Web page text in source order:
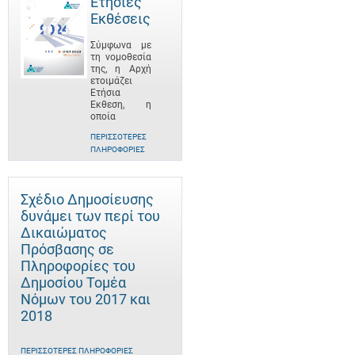
Εκθέσεις
Σύμφωνα με
τη νομοθεσία
της, η Αρχή
ετοιμάζει
Ετήσια
Έκθεση, η
οποία
ΠΕΡΙΣΣΌΤΕΡΕΣ
ΠΛΗΡΟΦΟΡΊΕΣ
Σχέδιο Δημοσίευσης
δυνάμει των περί του
Δικαιώματος
Πρόσβασης σε
Πληροφορίες του
Δημοσίου Τομέα
Νόμων του 2017 και
2018
ΠΕΡΙΣΣΌΤΕΡΕΣ ΠΛΗΡΟΦΟΡΊΕΣ